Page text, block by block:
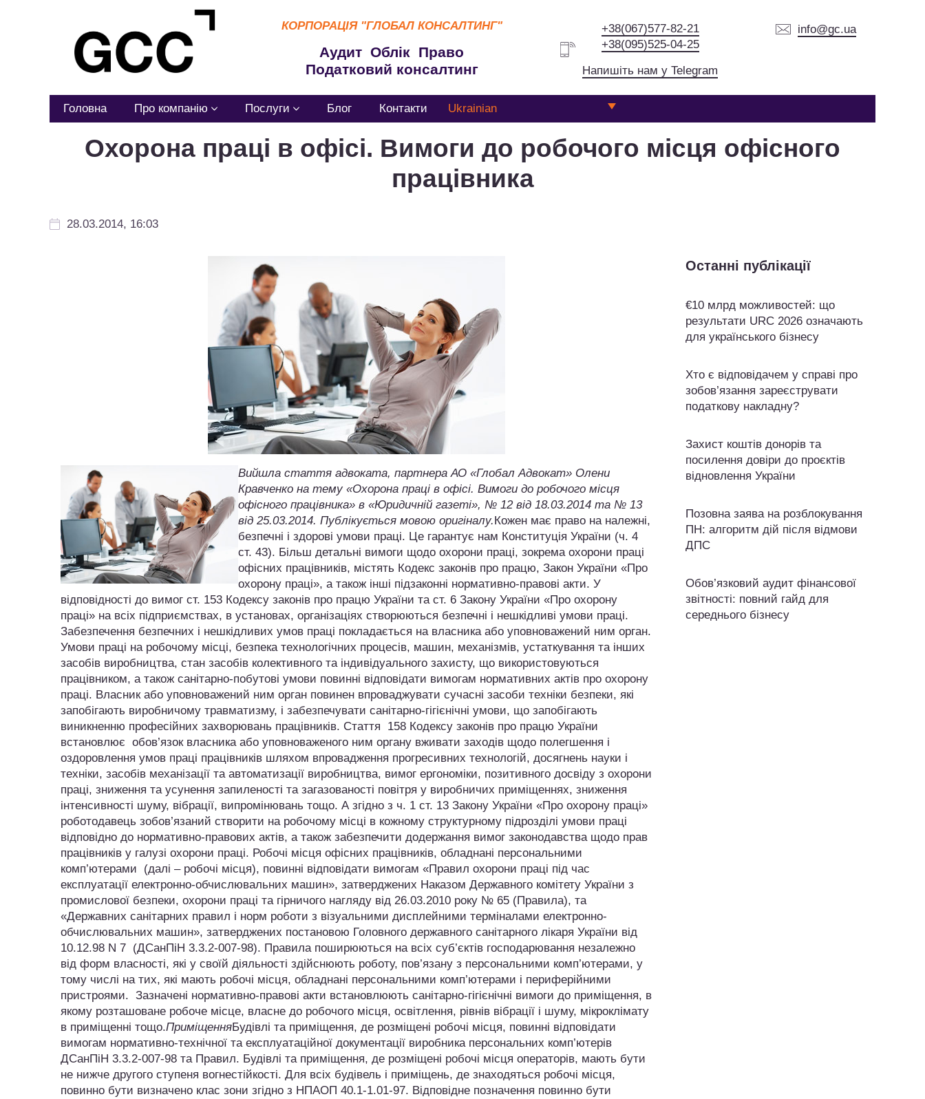
КОРПОРАЦІЯ "ГЛОБАЛ КОНСАЛТИНГ"
Аудит Облік Право
Податковий консалтинг
+38(067)577-82-21
+38(095)525-04-25
Напишіть нам у Telegram
info@gc.ua
Головна Про компанію Послуги Блог Контакти Ukrainian
Охорона праці в офісі. Вимоги до робочого місця офісного
працівника
28.03.2014, 16:03
Вийшла стаття адвоката, партнера АО «Глобал Адвокат» Олени
Кравченко на тему «Охорона праці в офісі. Вимоги до робочого місця
офісного працівника» в «Юридичній газеті», № 12 від 18.03.2014 та № 13
від 25.03.2014. Публікується мовою оригіналу.Кожен має право на належні,
безпечні і здорові умови праці. Це гарантує нам Конституція України (ч. 4
ст. 43). Більш детальні вимоги щодо охорони праці, зокрема охорони праці
офісних працівників, містять Кодекс законів про працю, Закон України «Про
охорону праці», а також інші підзаконні нормативно-правові акти. У
відповідності до вимог ст. 153 Кодексу законів про працю України та ст. 6 Закону України «Про охорону
праці» на всіх підприємствах, в установах, організаціях створюються безпечні і нешкідливі умови праці.
Забезпечення безпечних і нешкідливих умов праці покладається на власника або уповноважений ним орган.
Умови праці на робочому місці, безпека технологічних процесів, машин, механізмів, устаткування та інших
засобів виробництва, стан засобів колективного та індивідуального захисту, що використовуються
працівником, а також санітарно-побутові умови повинні відповідати вимогам нормативних актів про охорону
праці. Власник або уповноважений ним орган повинен впроваджувати сучасні засоби техніки безпеки, які
запобігають виробничому травматизму, і забезпечувати санітарно-гігієнічні умови, що запобігають
виникненню професійних захворювань працівників. Стаття 158 Кодексу законів про працю України
встановлює обов’язок власника або уповноваженого ним органу вживати заходів щодо полегшення і
оздоровлення умов праці працівників шляхом впровадження прогресивних технологій, досягнень науки і
техніки, засобів механізації та автоматизації виробництва, вимог ергономіки, позитивного досвіду з охорони
праці, зниження та усунення запиленості та загазованості повітря у виробничих приміщеннях, зниження
інтенсивності шуму, вібрації, випромінювань тощо. А згідно з ч. 1 ст. 13 Закону України «Про охорону праці»
роботодавець зобов’язаний створити на робочому місці в кожному структурному підрозділі умови праці
відповідно до нормативно-правових актів, а також забезпечити додержання вимог законодавства щодо прав
працівників у галузі охорони праці. Робочі місця офісних працівників, обладнані персональними
комп’ютерами (далі – робочі місця), повинні відповідати вимогам «Правил охорони праці під час
експлуатації електронно-обчислювальних машин», затверджених Наказом Державного комітету України з
промислової безпеки, охорони праці та гірничого нагляду від 26.03.2010 року № 65 (Правила), та
«Державних санітарних правил і норм роботи з візуальними дисплейними терміналами електронно-
обчислювальних машин», затверджених постановою Головного державного санітарного лікаря України від
10.12.98 N 7 (ДСанПіН 3.3.2-007-98). Правила поширюються на всіх суб’єктів господарювання незалежно
від форм власності, які у своїй діяльності здійснюють роботу, пов’язану з персональними комп’ютерами, у
тому числі на тих, які мають робочі місця, обладнані персональними комп’ютерами і периферійними
пристроями. Зазначені нормативно-правові акти встановлюють санітарно-гігієнічні вимоги до приміщення, в
якому розташоване робоче місце, власне до робочого місця, освітлення, рівнів вібрації і шуму, мікроклімату
в приміщенні тощо.ПриміщенняБудівлі та приміщення, де розміщені робочі місця, повинні відповідати
вимогам нормативно-технічної та експлуатаційної документації виробника персональних комп’ютерів
ДСанПіН 3.3.2-007-98 та Правил. Будівлі та приміщення, де розміщені робочі місця операторів, мають бути
не нижче другого ступеня вогнестійкості. Для всіх будівель і приміщень, де знаходяться робочі місця,
повинно бути визначено клас зони згідно з НПАОП 40.1-1.01-97. Відповідне позначення повинно бути
Останні публікації
€10 млрд можливостей: що
результати URC 2026 означають
для українського бізнесу
Хто є відповідачем у справі про
зобов’язання зареєструвати
податкову накладну?
Захист коштів донорів та
посилення довіри до проєктів
відновлення України
Позовна заява на розблокування
ПН: алгоритм дій після відмови
ДПС
Обов’язковий аудит фінансової
звітності: повний гайд для
середнього бізнесу